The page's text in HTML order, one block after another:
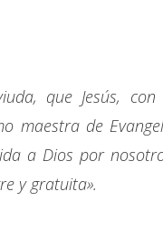
que Jesús, con
maestra de
a Dios por
y gratuita».